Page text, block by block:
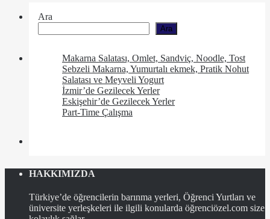
Ara
Ara
Makarna Salatası, Omlet, Sandviç, Noodle, Tost
Sebzeli Makarna, Yumurtalı ekmek, Pratik Nohut
Salatası ve Meyveli Yogurt
İzmir’de Gezilecek Yerler
Eskişehir’de Gezilecek Yerler
Part-Time Çalışma
HAKKIMIZDA
Türkiye’de öğrencilerin barınma yerleri, Öğrenci Yurtları ve
üniversite yerleşkeleri ile ilgili konularda öğrenciözel.com size